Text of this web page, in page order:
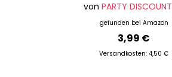
von PARTY DISCOUNT
gefunden bei Amazon
3,99 €
Versandkosten: 4,50 €